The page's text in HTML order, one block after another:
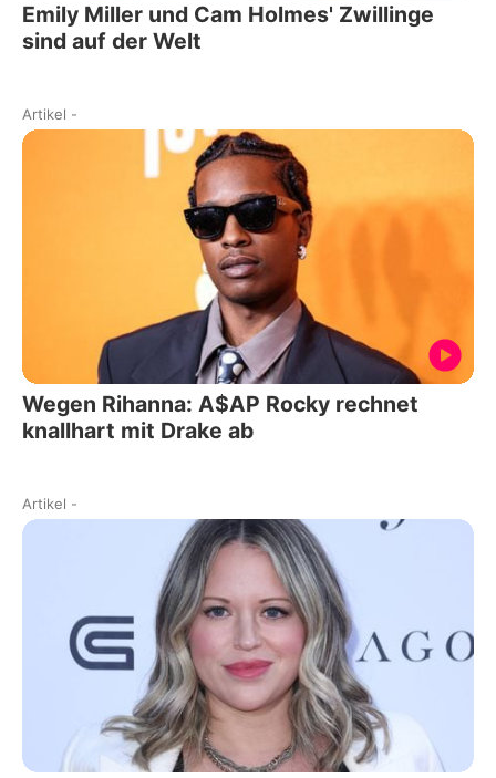
Emily Miller und Cam Holmes' Zwillinge
sind auf der Welt
Artikel -
Wegen Rihanna: A$AP Rocky rechnet
knallhart mit Drake ab
Artikel -